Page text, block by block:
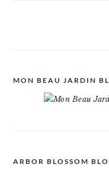
MON BEAU JARDIN
ARBOR BLOSSOM